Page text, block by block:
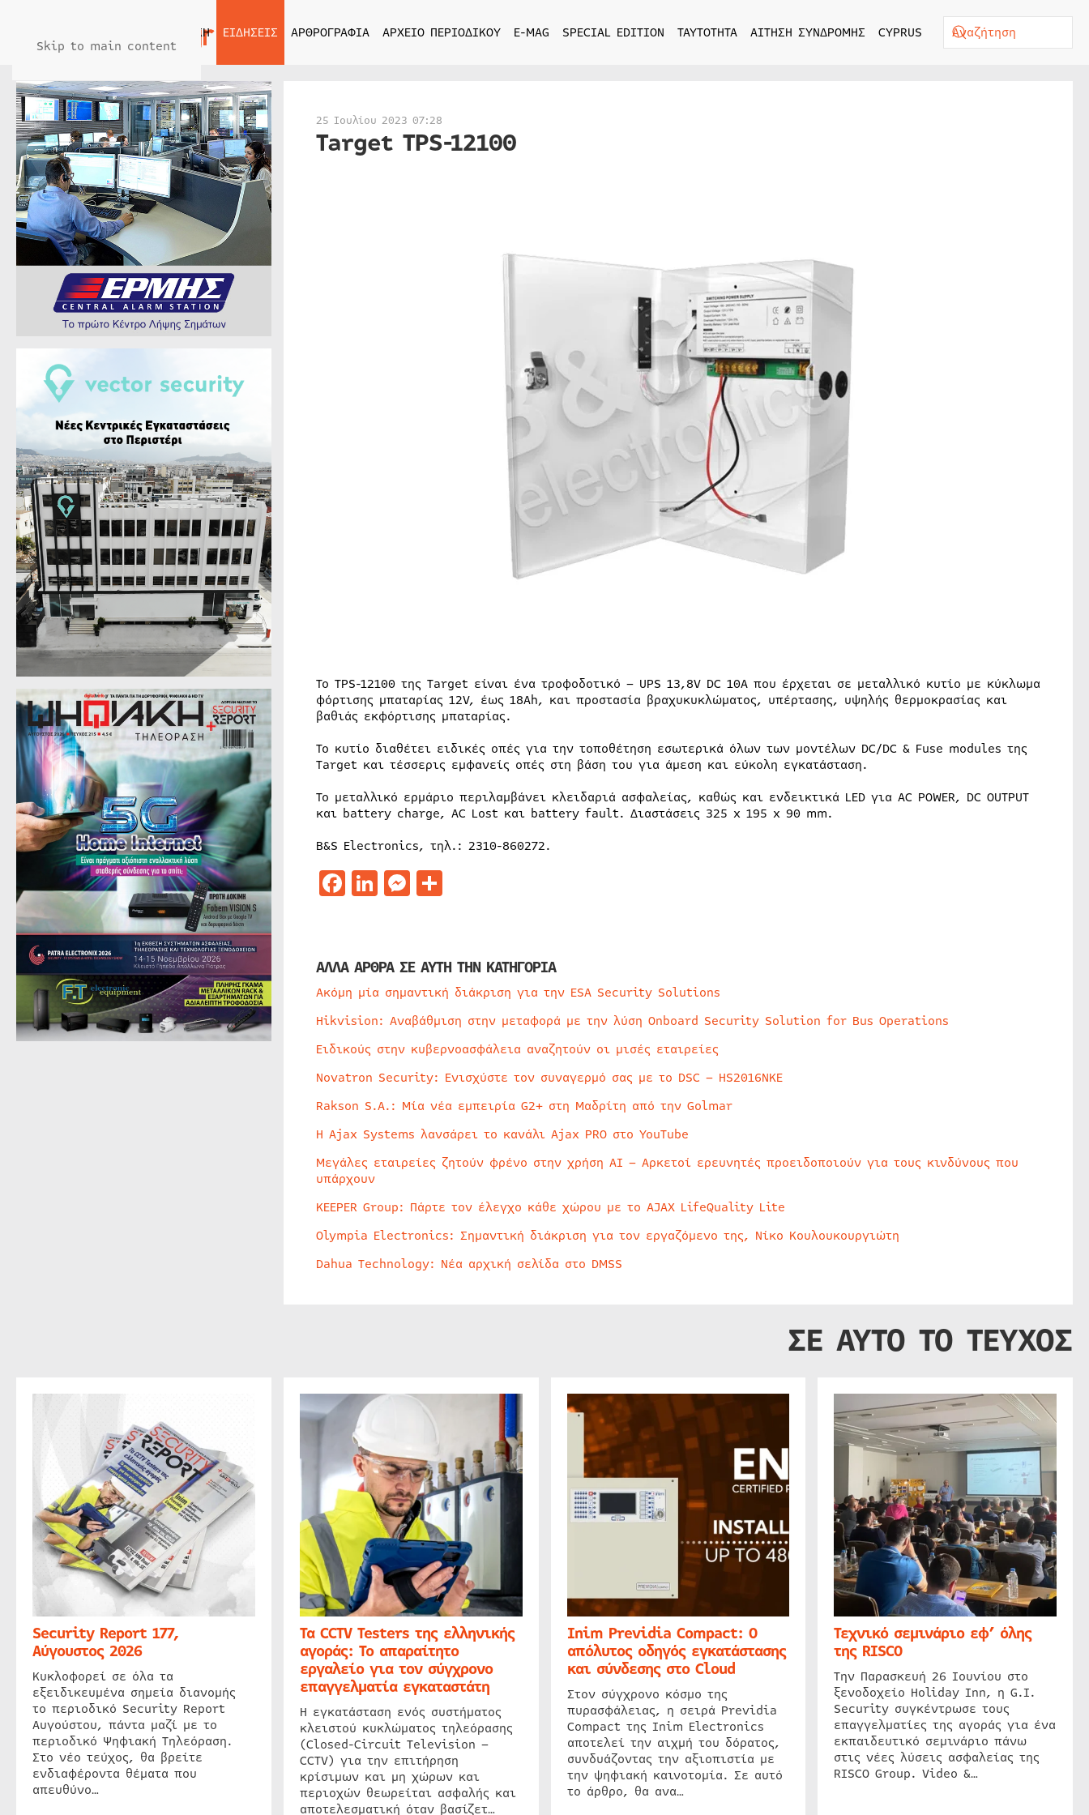
Skip to main content
ΑΡΧΙΚΗ ΕΙΔΗΣΕΙΣ ΑΡΘΡΟΓΡΑΦΙΑ ΑΡΧΕΙΟ ΠΕΡΙΟΔΙΚΟΥ E-MAG SPECIAL EDITION ΤΑΥΤΟΤΗΤΑ ΑΙΤΗΣΗ ΣΥΝΔΡΟΜΗΣ CYPRUS
25 Ιουλίου 2023 07:28
Target TPS-12100
Το TPS-12100 της Target είναι ένα τροφοδοτικό – UPS 13,8V DC 10A που έρχεται σε μεταλλικό κυτίο με κύκλωμα
φόρτισης μπαταρίας 12V, έως 18Ah, και προστασία βραχυκυκλώματος, υπέρτασης, υψηλής θερμοκρασίας και
βαθιάς εκφόρτισης μπαταρίας.
Το κυτίο διαθέτει ειδικές οπές για την τοποθέτηση εσωτερικά όλων των μοντέλων DC/DC & Fuse modules της
Target και τέσσερις εμφανείς οπές στη βάση του για άμεση και εύκολη εγκατάσταση.
Το μεταλλικό ερμάριο περιλαμβάνει κλειδαριά ασφαλείας, καθώς και ενδεικτικά LED για AC POWER, DC OUTPUT
και battery charge, AC Lost και battery fault. Διαστάσεις 325 x 195 x 90 mm.
B&S Electronics, τηλ.: 2310-860272.
Facebook
LinkedIn
Messenger
Μοιραστείτε
ΑΛΛΑ ΑΡΘΡΑ ΣΕ ΑΥΤΗ ΤΗΝ ΚΑΤΗΓΟΡΙΑ
Ακόμη μία σημαντική διάκριση για την ESA Security Solutions
Hikvision: Αναβάθμιση στην μεταφορά με την λύση Onboard Security Solution for Bus Operations
Ειδικούς στην κυβερνοασφάλεια αναζητούν οι μισές εταιρείες
Novatron Security: Ενισχύστε τον συναγερμό σας με το DSC – HS2016NKE
Rakson S.A.: Μία νέα εμπειρία G2+ στη Μαδρίτη από την Golmar
Η Ajax Systems λανσάρει το κανάλι Ajax PRO στο YouTube
Μεγάλες εταιρείες ζητούν φρένο στην χρήση AI – Αρκετοί ερευνητές προειδοποιούν για τους κινδύνους που
υπάρχουν
KEEPER Group: Πάρτε τον έλεγχο κάθε χώρου με το AJAX LifeQuality Lite
Olympia Electronics: Σημαντική διάκριση για τον εργαζόμενο της, Νίκο Κουλουκουργιώτη
Dahua Technology: Νέα αρχική σελίδα στο DMSS
ΣΕ ΑΥΤΟ ΤΟ ΤΕΥΧΟΣ
Security Report 177,
Αύγουστος 2026
Κυκλοφορεί σε όλα τα
εξειδικευμένα σημεία διανομής
το περιοδικό Security Report
Αυγούστου, πάντα μαζί με το
περιοδικό Ψηφιακή Τηλεόραση.
Στο νέο τεύχος, θα βρείτε
ενδιαφέροντα θέματα που
απευθύνο…
Τα CCTV Testers της ελληνικής
αγοράς: Το απαραίτητο
εργαλείο για τον σύγχρονο
επαγγελματία εγκαταστάτη
Η εγκατάσταση ενός συστήματος
κλειστού κυκλώματος τηλεόρασης
(Closed-Circuit Television –
CCTV) για την επιτήρηση
κρίσιμων και μη χώρων και
περιοχών θεωρείται ασφαλής και
αποτελεσματική όταν βασίζετ…
Inim Previdia Compact: Ο
απόλυτος οδηγός εγκατάστασης
και σύνδεσης στο Cloud
Στον σύγχρονο κόσμο της
πυρασφάλειας, η σειρά Previdia
Compact της Inim Electronics
αποτελεί την αιχμή του δόρατος,
συνδυάζοντας την αξιοπιστία με
την ψηφιακή καινοτομία. Σε αυτό
το άρθρο, θα ανα…
Τεχνικό σεμινάριο εφ’ όλης
της RISCO
Την Παρασκευή 26 Ιουνίου στο
ξενοδοχείο Holiday Inn, η G.I.
Security συγκέντρωσε τους
επαγγελματίες της αγοράς για ένα
εκπαιδευτικό σεμινάριο πάνω
στις νέες λύσεις ασφαλείας της
RISCO Group. Video &…